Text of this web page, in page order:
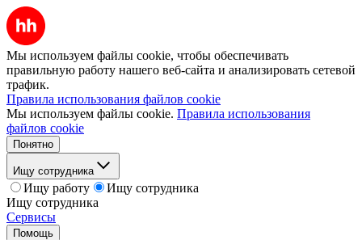
Мы используем файлы cookie, чтобы обеспечивать
правильную работу нашего веб-сайта и анализировать сетевой
трафик.
Правила использования файлов cookie
Мы используем файлы cookie. Правила использования
файлов cookie
Понятно
Ищу сотрудника
Ищу работу
Ищу сотрудника
Ищу сотрудника
Сервисы
Помощь